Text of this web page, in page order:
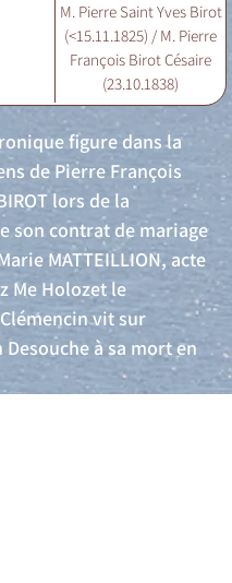
M. Pierre Saint Yves Birot
(<15.11.1825) / M. Pierre
François Birot Césaire
(23.10.1838)
figure dans la
de Pierre François
lors de la
son contrat de mariage
MATTEILLION, acte
Me Holozet le
vit sur
à sa mort en